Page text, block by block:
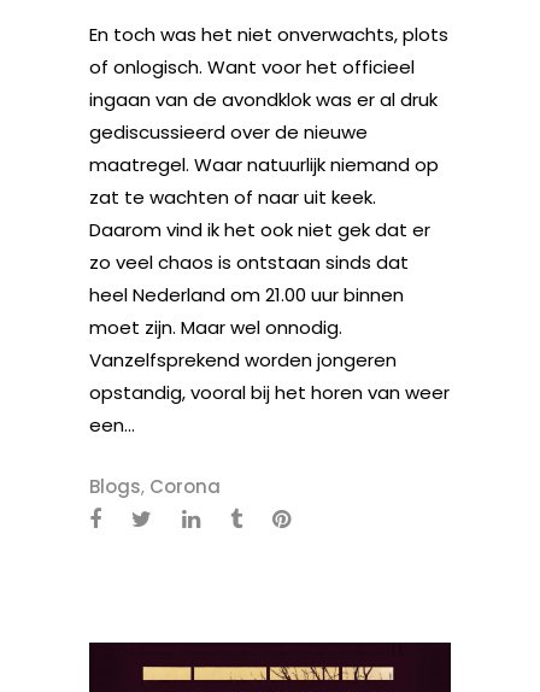
En toch was het niet onverwachts, plots
of onlogisch. Want voor het officieel
ingaan van de avondklok was er al druk
gediscussieerd over de nieuwe
maatregel. Waar natuurlijk niemand op
zat te wachten of naar uit keek.
Daarom vind ik het ook niet gek dat er
zo veel chaos is ontstaan sinds dat
heel Nederland om 21.00 uur binnen
moet zijn. Maar wel onnodig.
Vanzelfsprekend worden jongeren
opstandig, vooral bij het horen van weer
een...
Blogs, Corona